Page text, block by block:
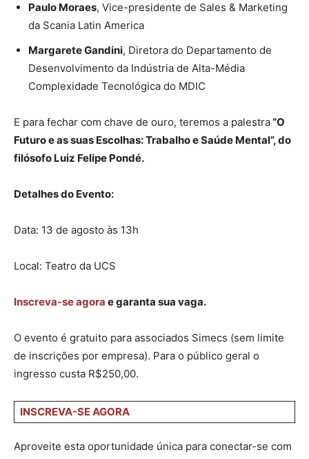
Paulo Moraes, Vice-presidente de Sales & Marketing
da Scania Latin America
Margarete Gandini, Diretora do Departamento de
Desenvolvimento da Indústria de Alta-Média
Complexidade Tecnológica do MDIC
E para fechar com chave de ouro, teremos a palestra“O
Futuro e as suas Escolhas: Trabalho e Saúde Mental”, do
filósofo Luiz Felipe Pondé.
Detalhes do Evento:
Data: 13 de agosto às 13h
Local: Teatro da UCS
Inscreva-se agora e garanta sua vaga.
O evento é gratuito para associados Simecs (sem limite
de inscrições por empresa). Para o público geral o
ingresso custa R$250,00.
INSCREVA-SE AGORA
Aproveite esta oportunidade única para conectar-se com